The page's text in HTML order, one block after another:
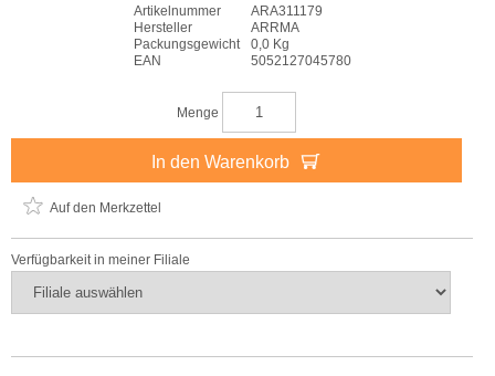
Artikelnummer
ARA311179
Hersteller
ARRMA
Packungsgewicht
0,0 Kg
EAN
5052127045780
Menge
In den Warenkorb
Auf den Merkzettel
Verfügbarkeit in meiner Filiale